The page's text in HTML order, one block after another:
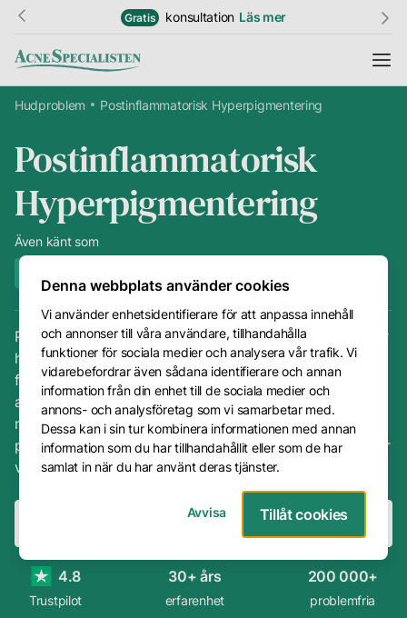
Information
Resultat
Hudguide
Ordlista
Priser
Kundtjänst
Kontakt
Frågor
&
Svar
Avbokning
Företag
Gratis konsultation Läs mer
Denna webbplats använder cookies
Vi använder enhetsidentifierare för att anpassa innehåll
och annonser till våra användare, tillhandahålla
funktioner för sociala medier och analysera vår trafik. Vi
vidarebefordrar även sådana identifierare och annan
information från din enhet till de sociala medier och
annons- och analysföretag som vi samarbetar med.
Dessa kan i sin tur kombinera informationen med annan
information som du har tillhandahållit eller som de har
samlat in när du har använt deras tjänster.
Avvisa Tillåt cookies
Hudproblem Postinflammatorisk Hyperpigmentering
Postinflammatorisk
Hyperpigmentering
Även känt som
Postinflammatorisk hyperpigmentering (PIH) uppstår när
huden blir mörkare eller fläckig efter en inflammation
från t.ex finnar eller akneutbrott. Dessa mörka fläckar i
ansiktet kan vara svårt att få bort på egen hand, men
med rätt behandling kan vi reducera och ta bort
problemet. Här hittar du mer information om PIH och hur
vi effektivt kan hjäpla dig.
Boka behandling
4.8
Trustpilot
30+ års
erfarenhet
200 000+
problemfria